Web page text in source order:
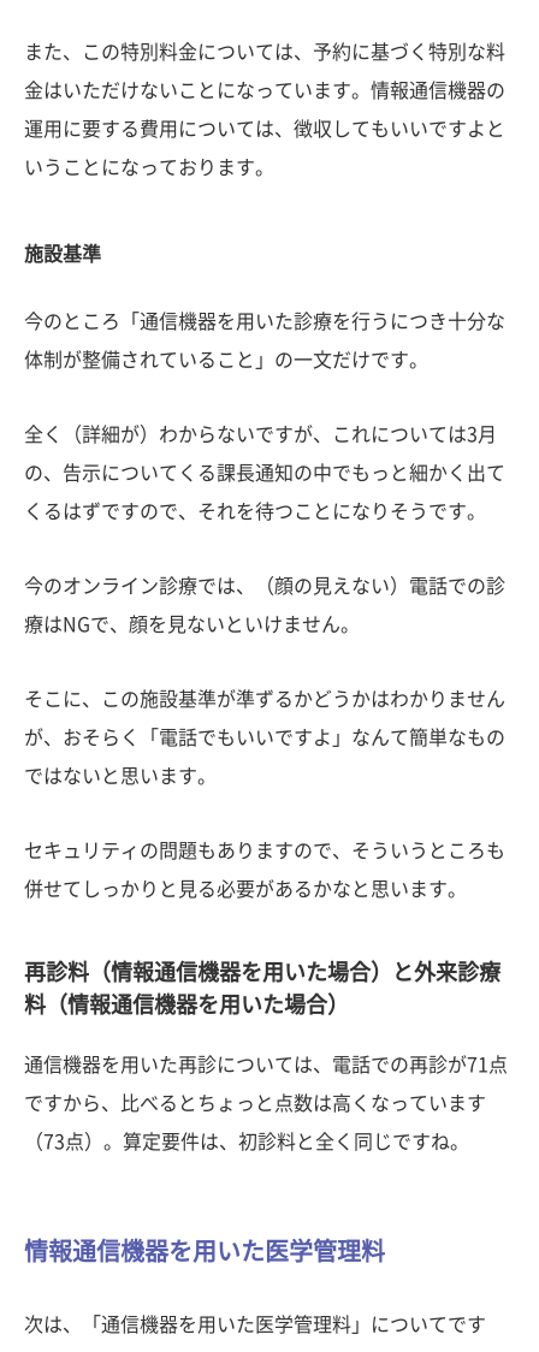
また、この特別料金については、予約に基づく特別な料
金はいただけないことになっています。情報通信機器の
運用に要する費用については、徴収してもいいですよと
いうことになっております。
施設基準
今のところ「通信機器を用いた診療を行うにつき十分な
体制が整備されていること」の一文だけです。
全く（詳細が）わからないですが、これについては3月
の、告示についてくる課長通知の中でもっと細かく出て
くるはずですので、それを待つことになりそうです。
今のオンライン診療では、（顔の見えない）電話での診
療はNGで、顔を見ないといけません。
そこに、この施設基準が準ずるかどうかはわかりません
が、おそらく「電話でもいいですよ」なんて簡単なもの
ではないと思います。
セキュリティの問題もありますので、そういうところも
併せてしっかりと見る必要があるかなと思います。
再診料（情報通信機器を用いた場合）と外来診療
料（情報通信機器を用いた場合）
通信機器を用いた再診については、電話での再診が71点
ですから、比べるとちょっと点数は高くなっています
（73点）。算定要件は、初診料と全く同じですね。
情報通信機器を用いた医学管理料
次は、「通信機器を用いた医学管理料」についてです